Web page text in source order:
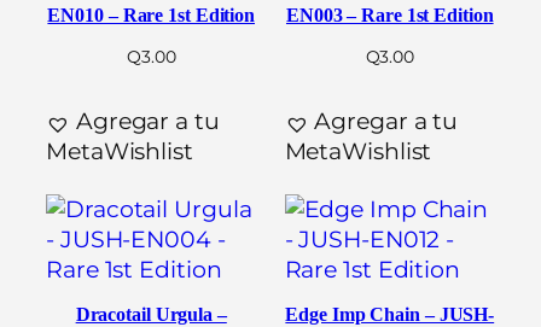
EN010 – Rare 1st Edition
Q3.00
Agregar a tu
MetaWishlist
EN003 – Rare 1st Edition
Q3.00
Agregar a tu
MetaWishlist
Dracotail Urgula –
Edge Imp Chain – JUSH-